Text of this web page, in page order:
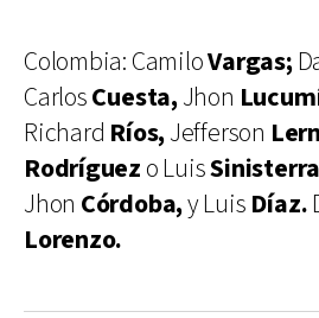
Colombia: CamiloVargas;
CarlosCuesta,Jhon
Richard Ríos,Jefferson
Rodríguez o Luis
Jhon Córdoba,y Luis Díaz.
Lorenzo.